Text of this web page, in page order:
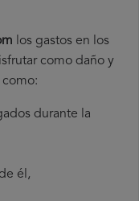
los gastos en los
como daño y
durante la
él,